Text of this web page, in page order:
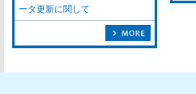
ータ更新に関して